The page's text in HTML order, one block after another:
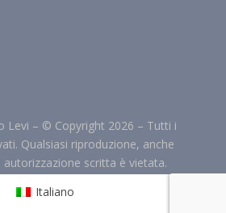
Levi – © Copyright 2026 – Tutti i
Qualsiasi riproduzione, anche
autorizzazione scritta è vietata.
Italiano